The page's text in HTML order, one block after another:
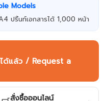
Models
ปริ้นท์เอกสารได้ 1,000 หน้า
ด้แล้ว / Request a
สั่งซื้อออนไลน์